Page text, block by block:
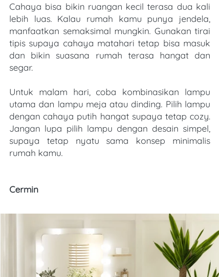
Cahaya bisa bikin ruangan kecil terasa dua kali
lebih luas. Kalau rumah kamu punya jendela,
manfaatkan semaksimal mungkin. Gunakan tirai
tipis supaya cahaya matahari tetap bisa masuk
dan bikin suasana rumah terasa hangat dan
segar.
Untuk malam hari, coba kombinasikan lampu
utama dan lampu meja atau dinding. Pilih lampu
dengan cahaya putih hangat supaya tetap cozy.
Jangan lupa pilih lampu dengan desain simpel,
supaya tetap nyatu sama konsep minimalis
rumah kamu.
Cermin